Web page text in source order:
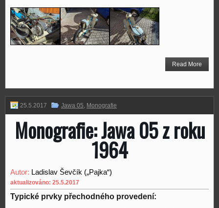
Read More
25.5.2017 Jawa 05 Monografie
Monografie: Jawa 05 z roku
1964
Autor: Ladislav Ševčík („Pajka“)
aktualizováno: 25.5.2017
Typické prvky přechodného provedení: